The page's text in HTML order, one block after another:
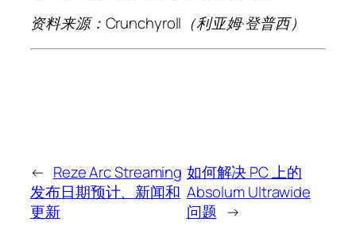
资料来源：Crunchyroll（利亚姆·登普西）
← Reze Arc Streaming
发布日期预计、新闻和
更新
如何解决 PC 上的
Absolum Ultrawide
问题 →